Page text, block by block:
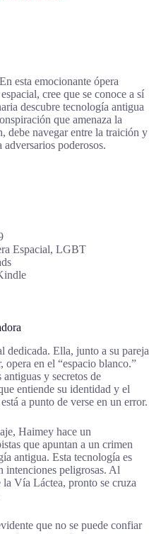
En esta emocionante ópera
cree que se conoce a sí
descubre tecnología antigua
que amenaza la
debe navegar entre la traición y
poderosos.
Espacial, LGBT
dedicada. Ella, junto a su pareja
en el “espacio blanco.”
y secretos de
entiende su identidad y el
a punto de verse en un error.
Haimey hace un
que apuntan a un crimen
antigua. Esta tecnología es
intenciones peligrosas. Al
Vía Láctea, pronto se cruza
que no se puede confiar